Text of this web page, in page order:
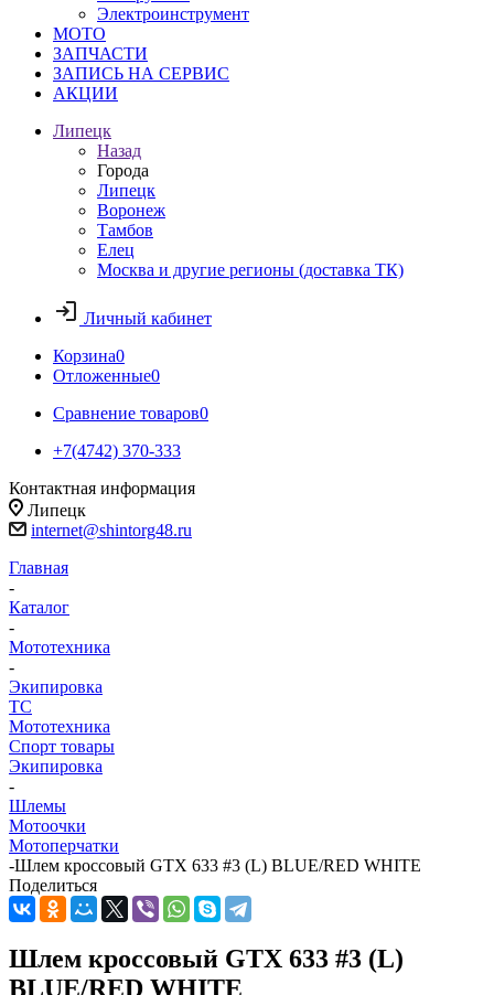
Электроинструмент
МОТО
ЗАПЧАСТИ
ЗАПИСЬ НА СЕРВИС
АКЦИИ
Липецк
Назад
Города
Липецк
Воронеж
Тамбов
Елец
Москва и другие регионы (доставка ТК)
Личный кабинет
Корзина0
Отложенные0
Сравнение товаров0
+7(4742) 370-333
Контактная информация
Липецк
internet@shintorg48.ru
Главная
-
Каталог
-
Мототехника
-
Экипировка
ТС
Мототехника
Спорт товары
Экипировка
-
Шлемы
Мотоочки
Мотоперчатки
-Шлем кроссовый GTX 633 #3 (L) BLUE/RED WHITE
Поделиться
Шлем кроссовый GTX 633 #3 (L)
BLUE/RED WHITE